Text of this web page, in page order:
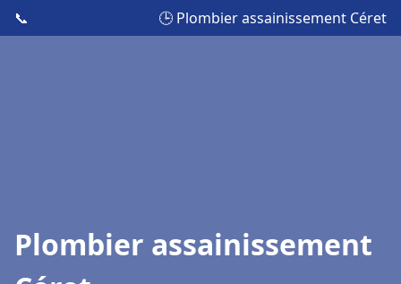
📞 🕒 Plombier assainissement Céret
Plombier assainissement